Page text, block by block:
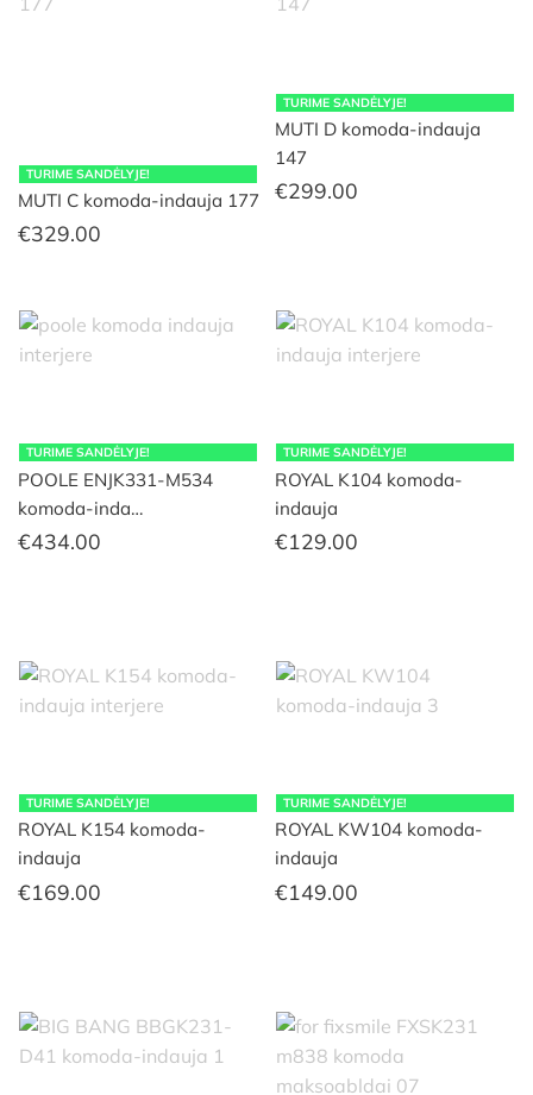
TURIME SANDĖLYJE!
MUTI C komoda-indauja 177
€329.00
TURIME SANDĖLYJE!
MUTI D komoda-indauja
147
€299.00
TURIME SANDĖLYJE!
POOLE ENJK331-M534
komoda-inda…
€434.00
TURIME SANDĖLYJE!
ROYAL K104 komoda-
indauja
€129.00
TURIME SANDĖLYJE!
ROYAL K154 komoda-
indauja
€169.00
TURIME SANDĖLYJE!
ROYAL KW104 komoda-
indauja
€149.00